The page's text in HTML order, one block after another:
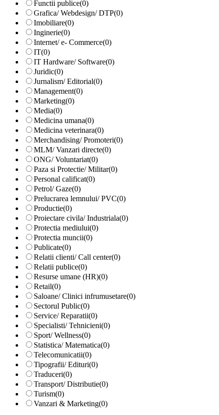
Functii publice(0)
Grafica/ Webdesign/ DTP(0)
Imobiliare(0)
Inginerie(0)
Internet/ e- Commerce(0)
IT(0)
IT Hardware/ Software(0)
Juridic(0)
Jurnalism/ Editorial(0)
Management(0)
Marketing(0)
Media(0)
Medicina umana(0)
Medicina veterinara(0)
Merchandising/ Promoteri(0)
MLM/ Vanzari directe(0)
ONG/ Voluntariat(0)
Paza si Protectie/ Militar(0)
Personal calificat(0)
Petrol/ Gaze(0)
Prelucrarea lemnului/ PVC(0)
Productie(0)
Proiectare civila/ Industriala(0)
Protectia mediului(0)
Protectia muncii(0)
Publicate(0)
Relatii clienti/ Call center(0)
Relatii publice(0)
Resurse umane (HR)(0)
Retail(0)
Saloane/ Clinici infrumusetare(0)
Sectorul Public(0)
Service/ Reparatii(0)
Specialisti/ Tehnicieni(0)
Sport/ Wellness(0)
Statistica/ Matematica(0)
Telecomunicatii(0)
Tipografii/ Edituri(0)
Traduceri(0)
Transport/ Distributie(0)
Turism(0)
Vanzari & Marketing(0)